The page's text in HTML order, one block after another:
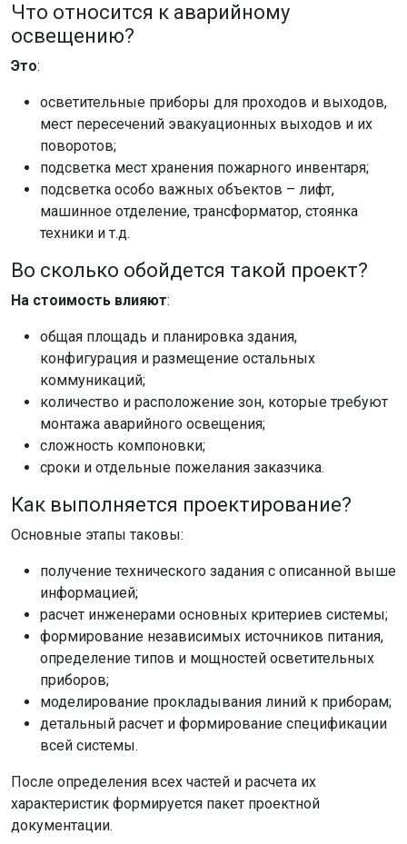
Что относится к аварийному
освещению?
Это:
осветительные приборы для проходов и выходов,
мест пересечений эвакуационных выходов и их
поворотов;
подсветка мест хранения пожарного инвентаря;
подсветка особо важных объектов – лифт,
машинное отделение, трансформатор, стоянка
техники и т.д.
Во сколько обойдется такой проект?
На стоимость влияют:
общая площадь и планировка здания,
конфигурация и размещение остальных
коммуникаций;
количество и расположение зон, которые требуют
монтажа аварийного освещения;
сложность компоновки;
сроки и отдельные пожелания заказчика.
Как выполняется проектирование?
Основные этапы таковы:
получение технического задания с описанной выше
информацией;
расчет инженерами основных критериев системы;
формирование независимых источников питания,
определение типов и мощностей осветительных
приборов;
моделирование прокладывания линий к приборам;
детальный расчет и формирование спецификации
всей системы.
После определения всех частей и расчета их
характеристик формируется пакет проектной
документации.